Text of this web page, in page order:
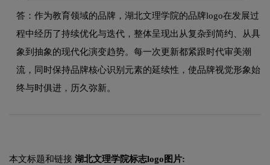
答：作为教育领域的品牌，湖北文理学院的品牌logo在发展过
程中经历了持续优化与迭代，整体呈现出从复杂到简约、从具
象到抽象的现代化演变趋势。每一次更新都紧跟时代审美潮
流，同时保持品牌核心识别元素的延续性，使品牌视觉形象始
终与时俱进，历久弥新。
本文标题和链接 湖北文理学院标志logo图片: